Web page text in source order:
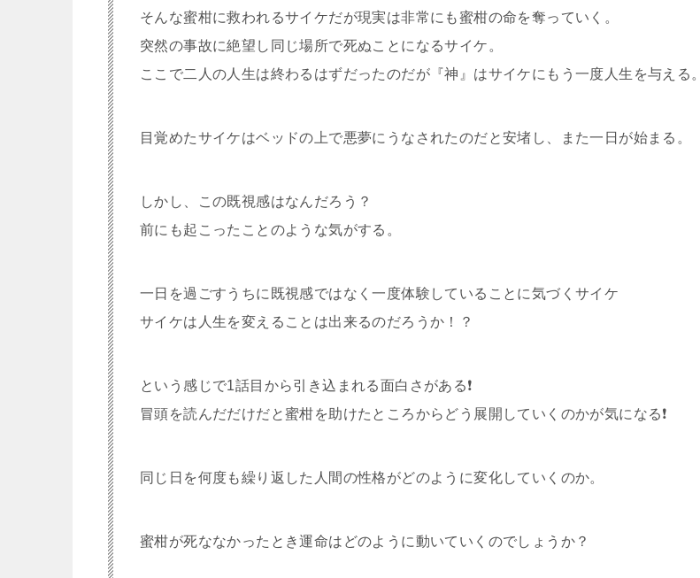
そんな蜜柑に救われるサイケだが現実は非常にも蜜柑の命を奪っていく。
突然の事故に絶望し同じ場所で死ぬことになるサイケ。
ここで二人の人生は終わるはずだったのだが『神』はサイケにもう一度人生を与える。
目覚めたサイケはベッドの上で悪夢にうなされたのだと安堵し、また一日が始まる。
しかし、この既視感はなんだろう？
前にも起こったことのような気がする。
一日を過ごすうちに既視感ではなく一度体験していることに気づくサイケ
サイケは人生を変えることは出来るのだろうか！？
という感じで1話目から引き込まれる面白さがある❗
冒頭を読んだだけだと蜜柑を助けたところからどう展開していくのかが気になる❗
同じ日を何度も繰り返した人間の性格がどのように変化していくのか。
蜜柑が死ななかったとき運命はどのように動いていくのでしょうか？